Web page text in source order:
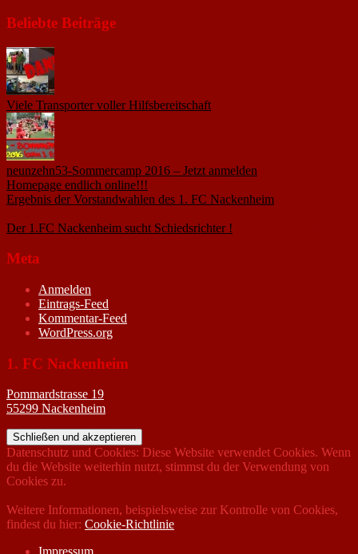
Beliebte Beiträge
Viele Transporter voller Hilfsbereitschaft
neunzehn53-Sommercamp 2016 – Jetzt anmelden
Homepage endlich online!!!
Ergebnis der Vorstandwahlen des 1. FC Nackenheim
Der 1.FC Nackenheim sucht Schiedsrichter !
Meta
Anmelden
Eintrags-Feed
Kommentar-Feed
WordPress.org
1. FC Nackenheim
Pommardstrasse 19
55299 Nackenheim
Datenschutz und Cookies: Diese Website verwendet Cookies. Wenn
du die Website weiterhin nutzt, stimmst du der Verwendung von
Cookies zu.
Weitere Informationen, beispielsweise zur Kontrolle von Cookies,
findest du hier: Cookie-Richtlinie